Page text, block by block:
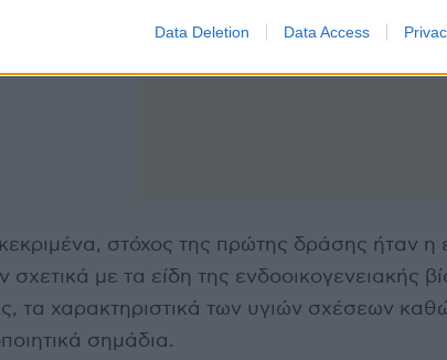
Data Deletion Data Access
στόχος της πρώτης δράσης ήταν
σχετικά με τα είδη της ενδοοικογενειακής
τα χαρακτηριστικά των υγιών σχέσεων
σημάδια.